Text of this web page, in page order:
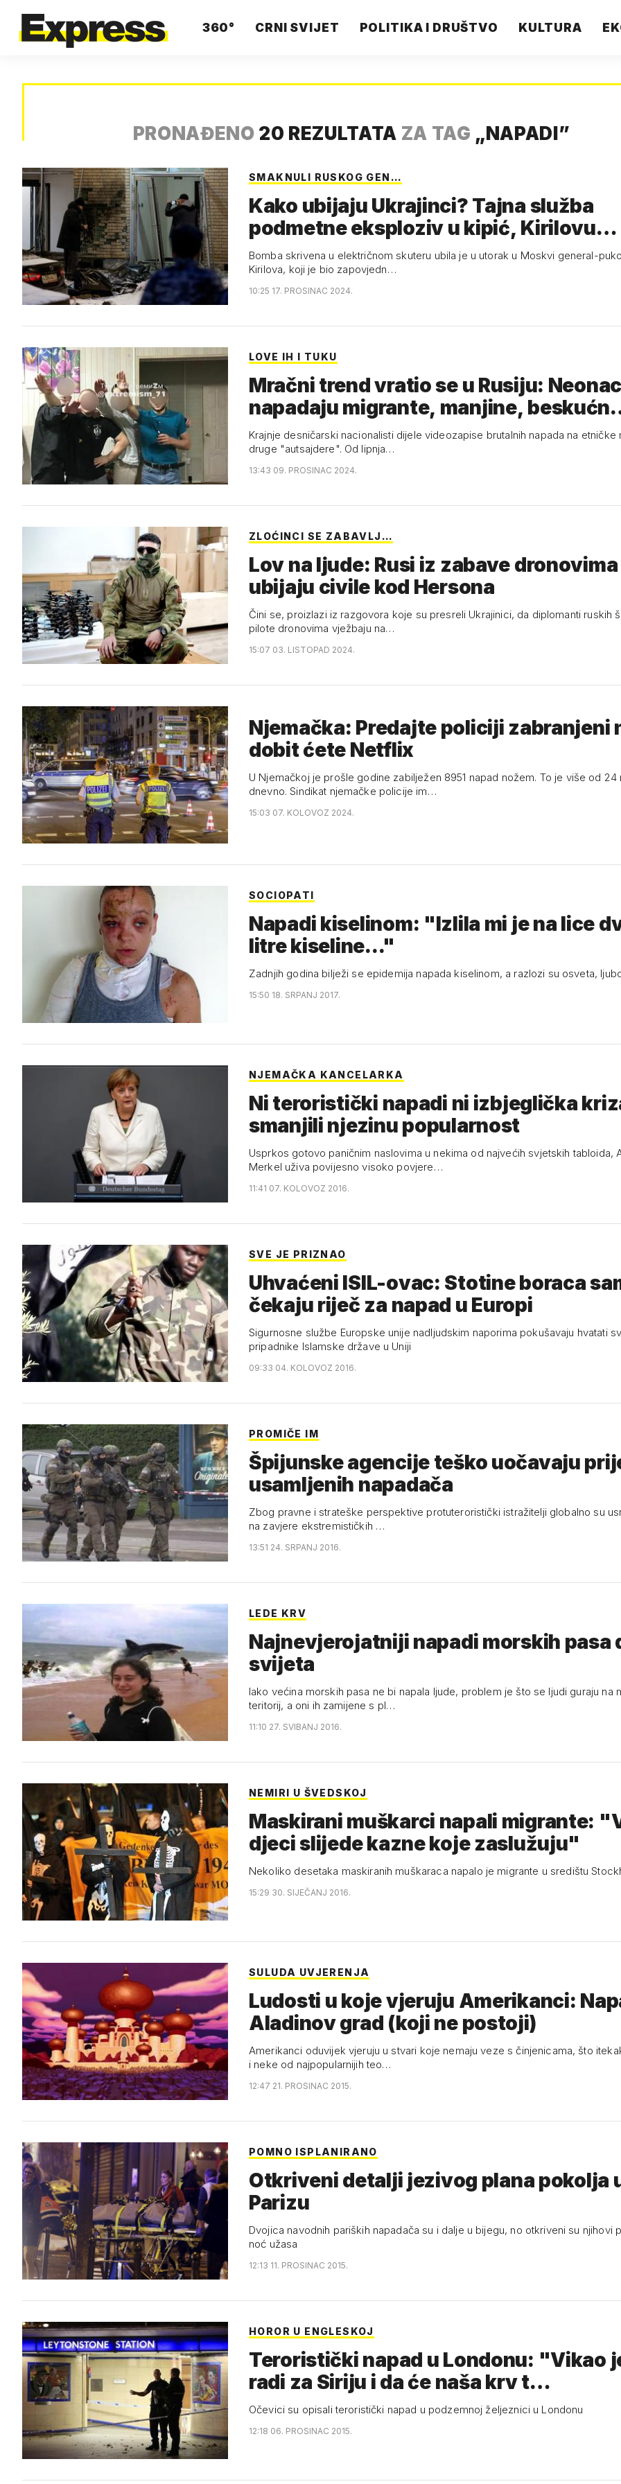
360° CRNI SVIJET POLITIKA I DRUŠTVO KULTURA
PRONAĐENO 20 REZULTATA ZA TAG „NAPADI”
SMAKNULI RUSKOG GEN…
Kako ubijaju Ukrajinci? Tajna služba
podmetne eksploziv u kipić, Kirilovu
bombu…
Bomba skrivena u električnom skuteru ubila je u utorak u Moskvi general-
Kirilova, koji je bio zapovjedn…
10:25 17. PROSINAC 2024.
LOVE IH I TUKU
Mračni trend vratio se u Rusiju:
napadaju migrante, manjine,
Krajnje desničarski nacionalisti dijele videozapise brutalnih napada na etničke
druge "autsajdere". Od lipnja…
13:43 09. PROSINAC 2024.
ZLOĆINCI SE ZABAVLJ…
Lov na ljude: Rusi iz zabave dronovima
ubijaju civile kod Hersona
Čini se, proizlazi iz razgovora koje su presreli Ukrajinici, da diplomanti ruskih
pilote dronovima vježbaju na…
15:07 03. LISTOPAD 2024.
Njemačka: Predajte policiji zabranjeni
dobit ćete Netflix
U Njemačkoj je prošle godine zabilježen 8951 napad nožem. To je više od 24
dnevno. Sindikat njemačke policije im…
15:03 07. KOLOVOZ 2024.
SOCIOPATI
Napadi kiselinom: "Izlila mi je na lice
litre kiseline..."
Zadnjih godina bilježi se epidemija napada kiselinom, a razlozi su osveta,
15:50 18. SRPANJ 2017.
NJEMAČKA KANCELARKA
Ni teroristički napadi ni izbjeglička
smanjili njezinu popularnost
Usprkos gotovo paničnim naslovima u nekima od najvećih svjetskih tabloida,
Merkel uživa povijesno visoko povjere…
11:41 07. KOLOVOZ 2016.
SVE JE PRIZNAO
Uhvaćeni ISIL-ovac: Stotine boraca
čekaju riječ za napad u Europi
Sigurnosne službe Europske unije nadljudskim naporima pokušavaju hvatati
pripadnike Islamske države u Uniji
09:33 04. KOLOVOZ 2016.
PROMIČE IM
Špijunske agencije teško uočavaju
usamljenih napadača
Zbog pravne i strateške perspektive protuteroristički istražitelji globalno su
na zavjere ekstremističkih …
13:51 24. SRPANJ 2016.
LEDE KRV
Najnevjerojatniji napadi morskih pasa
svijeta
Iako većina morskih pasa ne bi napala ljude, problem je što se ljudi guraju na
teritorij, a oni ih zamijene s pl…
11:10 27. SVIBANJ 2016.
NEMIRI U ŠVEDSKOJ
Maskirani muškarci napali migrante:
djeci slijede kazne koje zaslužuju"
Nekoliko desetaka maskiranih muškaraca napalo je migrante u središtu
15:29 30. SIJEČANJ 2016.
SULUDA UVJERENJA
Ludosti u koje vjeruju Amerikanci:
Aladinov grad (koji ne postoji)
Amerikanci oduvijek vjeruju u stvari koje nemaju veze s činjenicama, što
i neke od najpopularnijih teo…
12:47 21. PROSINAC 2015.
POMNO ISPLANIRANO
Otkriveni detalji jezivog plana pokolja
Parizu
Dvojica navodnih pariških napadača su i dalje u bijegu, no otkriveni su njihovi
noć užasa
12:13 11. PROSINAC 2015.
HOROR U ENGLESKOJ
Teroristički napad u Londonu: "Vikao
radi za Siriju i da će naša krv t…
Očevici su opisali teroristički napad u podzemnoj željeznici u Londonu
12:18 06. PROSINAC 2015.